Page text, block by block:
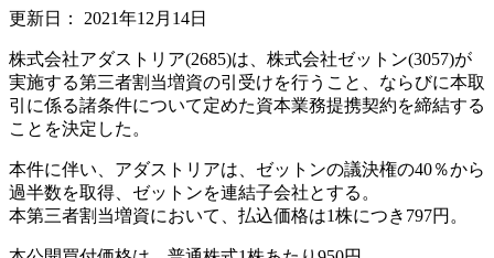
更新日： 2021年12月14日
株式会社アダストリア(2685)は、株式会社ゼットン(3057)が
実施する第三者割当増資の引受けを行うこと、ならびに本取
引に係る諸条件について定めた資本業務提携契約を締結する
ことを決定した。
本件に伴い、アダストリアは、ゼットンの議決権の40％から
過半数を取得、ゼットンを連結子会社とする。
本第三者割当増資において、払込価格は1株につき797円。